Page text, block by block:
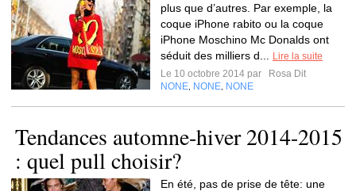
plus que d’autres. Par exemple, la
coque iPhone rabito ou la coque
iPhone Moschino Mc Donalds ont
séduit des milliers d...
Lire la suite
Le 10 octobre 2014 par
Rosa Dit
NONE NONE NONE
Tendances automne-hiver 2014-2015
: quel pull choisir?
En été, pas de prise de tête: une